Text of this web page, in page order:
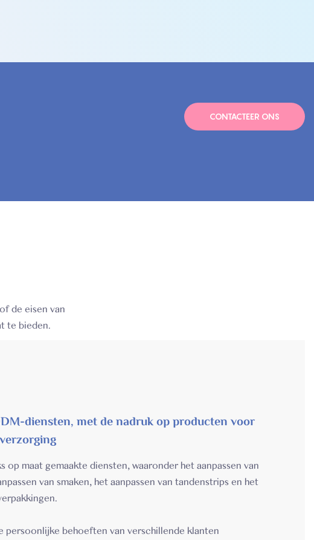
CONTACTEER ONS
de eisen van
te bieden.
diensten, met de nadruk op producten voor
op maat gemaakte diensten, waaronder het aanpassen van
van smaken, het aanpassen van tandenstrips en het
persoonlijke behoeften van verschillende klanten